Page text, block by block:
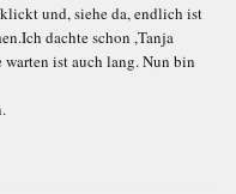
und, siehe da, endlich ist
dachte schon ,Tanja
ist auch lang. Nun bin